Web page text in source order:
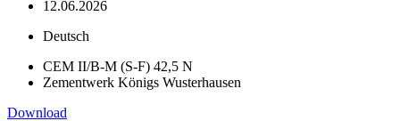
12.06.2026
Deutsch
CEM II/B-M (S-F) 42,5 N
Zementwerk Königs Wusterhausen
Download